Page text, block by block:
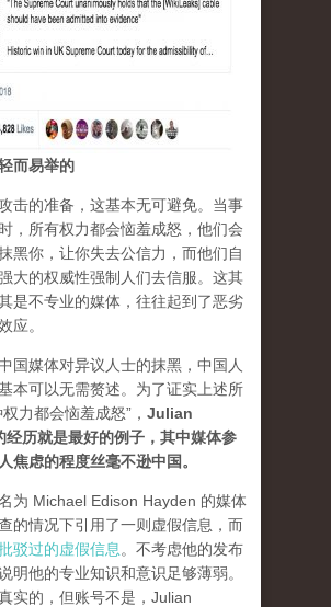
而易举的
击的准备，这基本无可避免。当事
，所有权力都会恼羞成怒，他们会
黑你，让你失去公信力，而他们自
大的权威性强制人们去信服。这其
是不专业的媒体，往往起到了恶劣
应。
国媒体对异议人士的抹黑，中国人
本可以无需赘述。为了证实上述所
力都会恼羞成怒”， Julian
历就是最好的例子，其中媒体参
焦虑的程度丝毫不逊中国。
为 Michael Edison Hayden 的媒体
的情况下引用了一则虚假信息，而
驳过的虚假信息 。不考虑他的发布
明他的专业知识和意识足够薄弱。
实的，但账号不是，Julian